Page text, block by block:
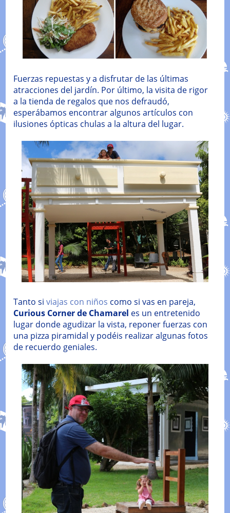
Fuerzas repuestas y a disfrutar de las últimas
atracciones del jardín. Por último, la visita de rigor
a la tienda de regalos que nos defraudó,
esperábamos encontrar algunos artículos con
ilusiones ópticas chulas a la altura del lugar.
Tanto si viajas con niños como si vas en pareja,
Curious Corner de Chamarel es un entretenido
lugar donde agudizar la vista, reponer fuerzas con
una pizza piramidal y podéis realizar algunas fotos
de recuerdo geniales.